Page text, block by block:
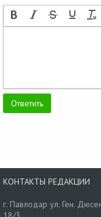
КОНТАКТЫ РЕДАКЦИИ
г. Павлодар ул. Ген.